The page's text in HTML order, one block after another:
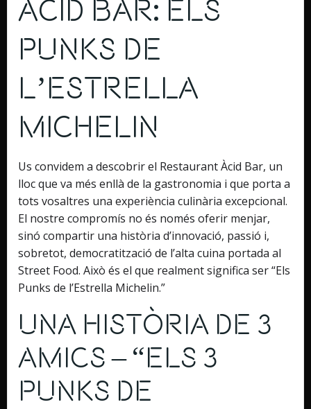
Àcid Bar: Els
Punks de
l’Estrella
Michelin
Us convidem a descobrir el Restaurant Àcid Bar, un
lloc que va més enllà de la gastronomia i que porta a
tots vosaltres una experiència culinària excepcional.
El nostre compromís no és només oferir menjar,
sinó compartir una història d’innovació, passió i,
sobretot, democratització de l’alta cuina portada al
Street Food. Això és el que realment significa ser “Els
Punks de l’Estrella Michelin.”
Una Història de 3
Amics – “Els 3
Punks de